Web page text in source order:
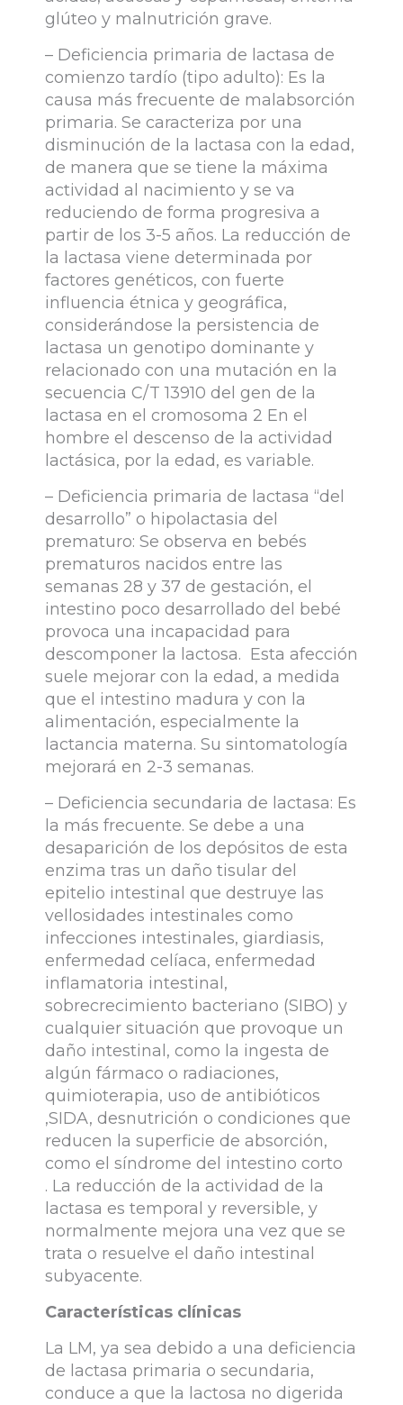
glúteo y malnutrición grave.
– Deficiencia primaria de lactasa de
comienzo tardío (tipo adulto): Es la
causa más frecuente de malabsorción
primaria. Se caracteriza por una
disminución de la lactasa con la edad,
de manera que se tiene la máxima
actividad al nacimiento y se va
reduciendo de forma progresiva a
partir de los 3-5 años. La reducción de
la lactasa viene determinada por
factores genéticos, con fuerte
influencia étnica y geográfica,
considerándose la persistencia de
lactasa un genotipo dominante y
relacionado con una mutación en la
secuencia C/T 13910 del gen de la
lactasa en el cromosoma 2 En el
hombre el descenso de la actividad
lactásica, por la edad, es variable.
– Deficiencia primaria de lactasa “del
desarrollo” o hipolactasia del
prematuro: Se observa en bebés
prematuros nacidos entre las
semanas 28 y 37 de gestación, el
intestino poco desarrollado del bebé
provoca una incapacidad para
descomponer la lactosa. Esta afección
suele mejorar con la edad, a medida
que el intestino madura y con la
alimentación, especialmente la
lactancia materna. Su sintomatología
mejorará en 2-3 semanas.
– Deficiencia secundaria de lactasa: Es
la más frecuente. Se debe a una
desaparición de los depósitos de esta
enzima tras un daño tisular del
epitelio intestinal que destruye las
vellosidades intestinales como
infecciones intestinales, giardiasis,
enfermedad celíaca, enfermedad
inflamatoria intestinal,
sobrecrecimiento bacteriano (SIBO) y
cualquier situación que provoque un
daño intestinal, como la ingesta de
algún fármaco o radiaciones,
quimioterapia, uso de antibióticos
,SIDA, desnutrición o condiciones que
reducen la superficie de absorción,
como el síndrome del intestino corto
. La reducción de la actividad de la
lactasa es temporal y reversible, y
normalmente mejora una vez que se
trata o resuelve el daño intestinal
subyacente.
Características clínicas
La LM, ya sea debido a una deficiencia
de lactasa primaria o secundaria,
conduce a que la lactosa no digerida